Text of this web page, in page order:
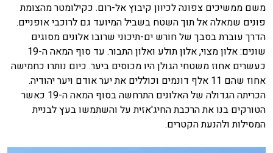
משם ממשיכים צפונה לכיוון קיבוץ אל-רום. כקילומטר מהצומת
פונים שמאלה אל תוך השטח בשביל המיועד גם לרוכבי אופניים.
הדרך עוברת בסבך של חורש ים-תיכוני שרובו אלונים מסוגים
שונים: אלון מצוי, אלון תולע ואלון התבור. עד סוף המאה ה-19
כעשרים אחוז משטחי הגולן היו מכוסים ביער. כיום נותרו כחמישה
אחוז שהם 11 אלף דונמים וכוללים את יער אודם ויער יהודיה.
הכריתה הגדולה של האלונים התרחשה בסוף המאה ה-19 כאשר
הטורקים בנו את הרכבת החיג'אזית על והשתמשו בעץ לבניית
המסילות ולהנעת הקטרים.